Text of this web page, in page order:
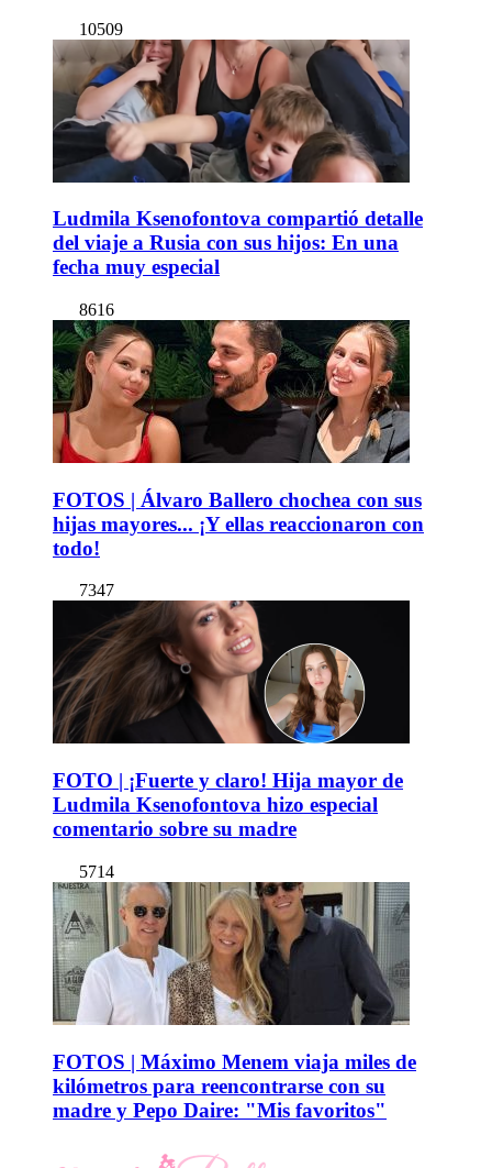
10509
Ludmila Ksenofontova compartió detalle
del viaje a Rusia con sus hijos: En una
fecha muy especial
8616
FOTOS | Álvaro Ballero chochea con sus
hijas mayores... ¡Y ellas reaccionaron con
todo!
7347
FOTO | ¡Fuerte y claro! Hija mayor de
Ludmila Ksenofontova hizo especial
comentario sobre su madre
5714
FOTOS | Máximo Menem viaja miles de
kilómetros para reencontrarse con su
madre y Pepo Daire: "Mis favoritos"